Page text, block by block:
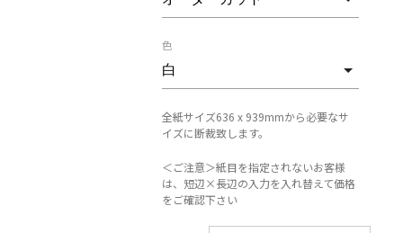
色
全紙サイズ636 x 939mmから必要なサ
イズに断裁致します。
＜ご注意＞紙目を指定されないお客様
は、短辺×長辺の入力を入れ替えて価格
をご確認下さい